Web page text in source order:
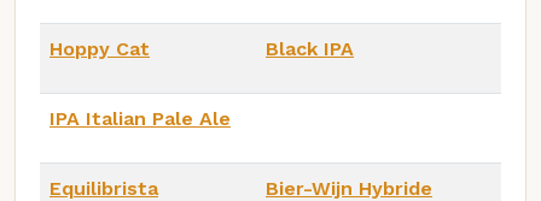
Hoppy Cat Black IPA
IPA Italian Pale Ale
Equilibrista
Bier-Wijn Hybride